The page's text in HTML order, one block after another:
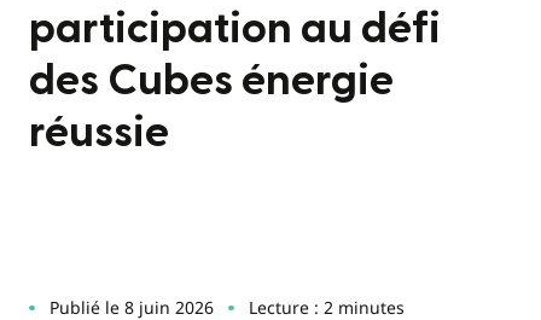
participation au défi
des Cubes énergie
réussie
Publié le 8 juin 2026 Lecture : 2 minutes